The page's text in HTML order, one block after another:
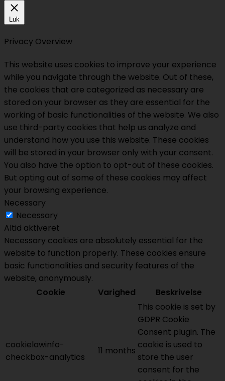
Luk
Privacy Overview
This website uses cookies to improve your experience
while you navigate through the website. Out of these,
the cookies that are categorized as necessary are
stored on your browser as they are essential for the
working of basic functionalities of the website. We also
use third-party cookies that help us analyze and
understand how you use this website. These cookies
will be stored in your browser only with your consent.
You also have the option to opt-out of these cookies.
But opting out of some of these cookies may affect
your browsing experience.
Necessary
Necessary
Altid aktiveret
Necessary cookies are absolutely essential for the
website to function properly. These cookies ensure
basic functionalities and security features of the
website, anonymously.
Cookie
Varighed Beskrivelse
cookielawinfo-
checkbox-analytics
11 months
This cookie is set by
GDPR Cookie
Consent plugin. The
cookie is used to
store the user
consent for the